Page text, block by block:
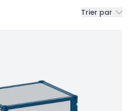
Trier par